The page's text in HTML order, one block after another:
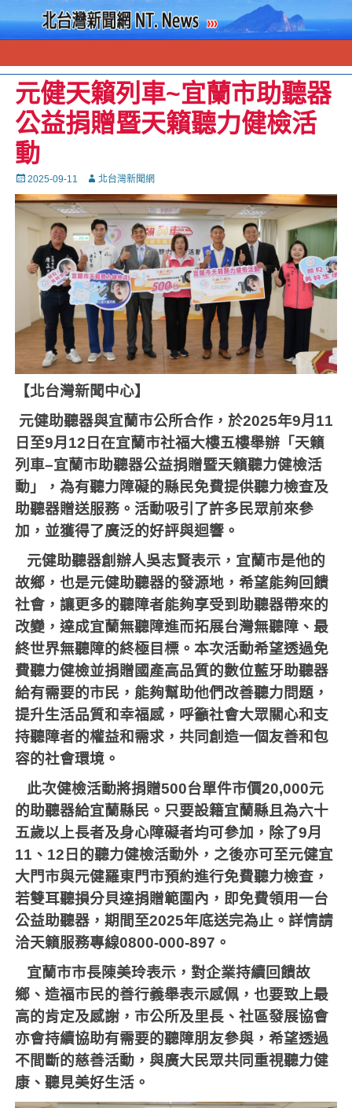
元健天籟列車~宜蘭市助聽器
公益捐贈暨天籟聽力健檢活
動
Posted
on
2025-09-11 Autor北台灣新聞網
【北台灣新聞中心】
元健助聽器與宜蘭市公所合作，於2025年9月 11
日至9月 12 日在宜蘭市社福大樓五樓舉辦「天籟
列車–宜蘭市助聽器公益捐贈暨天籟聽力健檢活
動」，為有聽力障礙的縣民免費提供聽力檢查及
助聽器贈送服務。活動吸引了許多民眾前來參
加，並獲得了廣泛的好評與迴響。
元健助聽器創辦人吳志賢表示，宜蘭市是他的
故鄉，也是元健助聽器的發源地，希望能夠回饋
社會，讓更多的聽障者能夠享受到助聽器帶來的
改變，達成宜蘭無聽障進而拓展台灣無聽障、最
終世界無聽障的終極目標。本次活動希望透過免
費聽力健檢並捐贈國產高品質的數位藍牙助聽器
給有需要的市民，能夠幫助他們改善聽力問題，
提升生活品質和幸福感，呼籲社會大眾關心和支
持聽障者的權益和需求，共同創造一個友善和包
容的社會環境。
此次健檢活動將捐贈500台單件市價20,000元
的助聽器給宜蘭縣民。只要設籍宜蘭縣且為六十
五歲以上長者及身心障礙者均可參加，除了9月
11 、 12 日的聽力健檢活動外，之後亦可至元健宜
大門市與元健羅東門市預約進行免費聽力檢查，
若雙耳聽損分貝達捐贈範圍內，即免費領用一台
公益助聽器，期間至2025年底送完為止。詳情請
洽天籟服務專線0800-000-897 。
宜蘭市市長陳美玲表示，對企業持續回饋故
鄉、造福市民的善行義舉表示感佩，也要致上最
高的肯定及感謝，市公所及里長、社區發展協會
亦會持續協助有需要的聽障朋友參與，希望透過
不間斷的慈善活動，與廣大民眾共同重視聽力健
康、聽見美好生活。